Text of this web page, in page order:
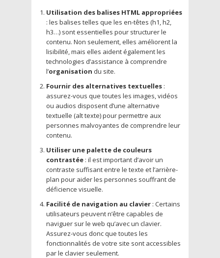
Utilisation des balises HTML appropriées
: les balises telles que les en-têtes (h1, h2,
h3…) sont essentielles pour structurer le
contenu. Non seulement, elles améliorent la
lisibilité, mais elles aident également les
technologies d’assistance à comprendre
l’organisation du site.
Fournir des alternatives textuelles :
assurez-vous que toutes les images, vidéos
ou audios disposent d’une alternative
textuelle (alt texte) pour permettre aux
personnes malvoyantes de comprendre leur
contenu.
Utiliser une palette de couleurs
contrastée : il est important d’avoir un
contraste suffisant entre le texte et l’arrière-
plan pour aider les personnes souffrant de
déficience visuelle.
Facilité de navigation au clavier : Certains
utilisateurs peuvent n’être capables de
naviguer sur le web qu’avec un clavier.
Assurez-vous donc que toutes les
fonctionnalités de votre site sont accessibles
par le clavier seulement.